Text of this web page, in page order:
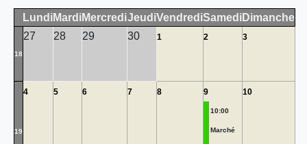
LundiMardiMercrediJeudiVendrediSamediDimanche
18
27 28 29 30 1 2 3
19
4 5 6 7 8 9
10:00
Marché
10